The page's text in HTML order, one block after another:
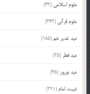
علوم اسلامی (43)
علوم قرآنی (343)
عید غدیر خم(185)
عید فطر (35)
عید نوروز (45)
غیبت امام (291)